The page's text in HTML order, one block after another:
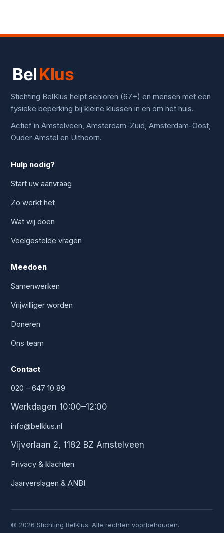
Stichting BelKlus helpt senioren (67+) en mensen met een
fysieke beperking bij kleine klussen in en om het huis.
Actief in Amstelveen, Amsterdam-Zuid, Amsterdam-Oost,
Ouder-Amstel en Uithoorn.
Hulp nodig?
Start uw aanvraag
Zo werkt het
Wat wij doen
Veelgestelde vragen
Meedoen
Samenwerken
Vrijwilliger worden
Doneren
Ons team
Contact
020 – 647 10 89
Werkdagen 10:00–12:00
info@belklus.nl
Vijverlaan 2, 1182 BZ Amstelveen
Privacy & klachten
Jaarverslagen & ANBI
© 2026 Stichting BelKlus. Alle rechten voorbehouden.